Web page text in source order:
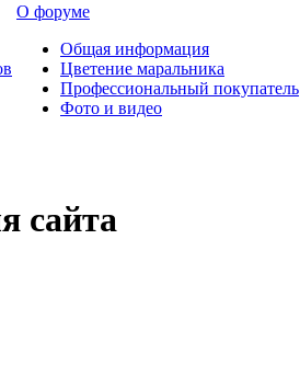
О форуме
Общая информация
Цветение маральника
Профессиональный покупатель
Фото и видео
сайта